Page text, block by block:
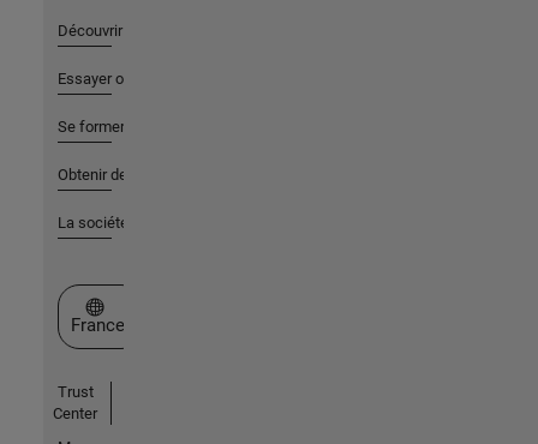
Découvrir les produits
Essayer ou acheter
Se former
Obtenir de l'aide
La société
Sélectionner un site web
France
Trust
Center